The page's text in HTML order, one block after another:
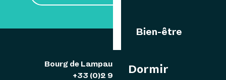
Bien-être
Dormir
Bourg de Lampaul 29242 Ouessant
+33 (0)2 98 48 85 83